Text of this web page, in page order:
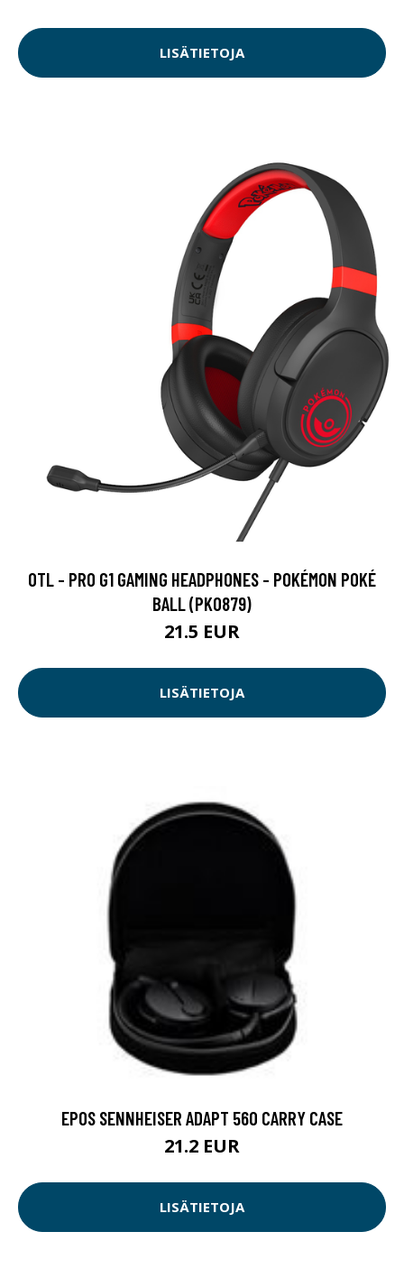
LISÄTIETOJA
OTL - PRO G1 GAMING HEADPHONES - POKÉMON POKÉ
BALL (PK0879)
21.5 EUR
LISÄTIETOJA
EPOS SENNHEISER ADAPT 560 CARRY CASE
21.2 EUR
LISÄTIETOJA